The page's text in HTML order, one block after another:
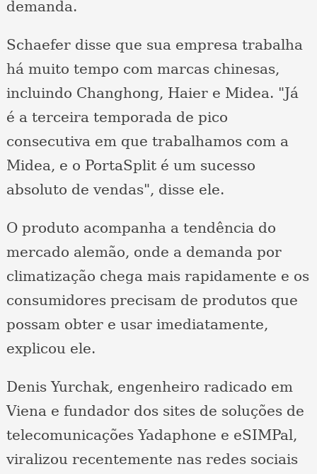
demanda.
Schaefer disse que sua empresa trabalha
há muito tempo com marcas chinesas,
incluindo Changhong, Haier e Midea. "Já
é a terceira temporada de pico
consecutiva em que trabalhamos com a
Midea, e o PortaSplit é um sucesso
absoluto de vendas", disse ele.
O produto acompanha a tendência do
mercado alemão, onde a demanda por
climatização chega mais rapidamente e os
consumidores precisam de produtos que
possam obter e usar imediatamente,
explicou ele.
Denis Yurchak, engenheiro radicado em
Viena e fundador dos sites de soluções de
telecomunicações Yadaphone e eSIMPal,
viralizou recentemente nas redes sociais